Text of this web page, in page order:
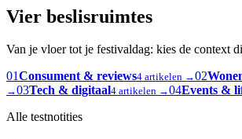
Vier beslisruimtes
Van je vloer tot je festivaldag: kies de context
01Consument & reviews4 artikelen →02
→03Tech & digitaal4 artikelen →04Events &
Alle testnotities